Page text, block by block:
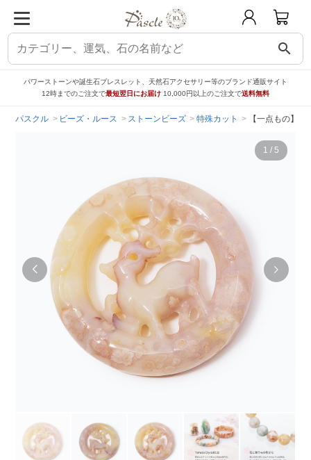
search
パワーストーンや誕生石ブレスレット、天然石アクセサリー等のブランド通販サイト
12時までのご注文で最短翌日にお届け 10,000円以上のご注文で送料無料
パスクル ビーズ・ルース ストーンビーズ 特殊カット 【一点もの】
1 / 5